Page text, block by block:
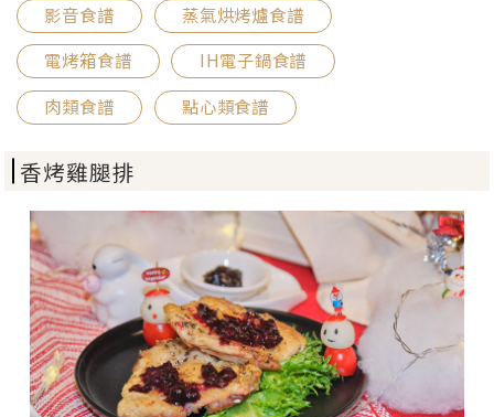
影音食譜
蒸氣烘烤爐食譜
電烤箱食譜
IH電子鍋食譜
肉類食譜
點心類食譜
香烤雞腿排